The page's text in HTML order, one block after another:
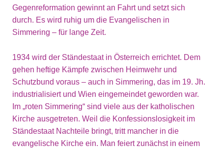
Gegenreformation gewinnt an Fahrt und setzt sich
durch. Es wird ruhig um die Evangelischen in
Simmering – für lange Zeit.
1934 wird der Ständestaat in Österreich errichtet. Dem
gehen heftige Kämpfe zwischen Heimwehr und
Schutzbund voraus – auch in Simmering, das im 19. Jh.
industrialisiert und Wien eingemeindet geworden war.
Im „roten Simmering“ sind viele aus der katholischen
Kirche ausgetreten. Weil die Konfessionslosigkeit im
Ständestaat Nachteile bringt, tritt mancher in die
evangelische Kirche ein. Man feiert zunächst in einem